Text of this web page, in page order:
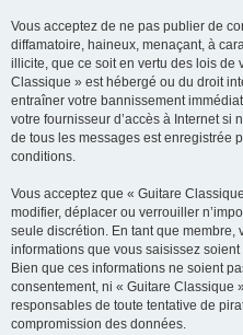
Vous acceptez de ne pas publier de
diffamatoire, haineux, menaçant, à
illicite, que ce soit en vertu des lois de
Classique » est hébergé ou du droit
entraîner votre bannissement
votre fournisseur d’accès à Internet si
de tous les messages est enregistrée
conditions.
Vous acceptez que « Guitare
modifier, déplacer ou verrouiller
seule discrétion. En tant que membre,
informations que vous saisissez
Bien que ces informations ne soient
consentement, ni « Guitare Classique
responsables de toute tentative de
compromission des données.